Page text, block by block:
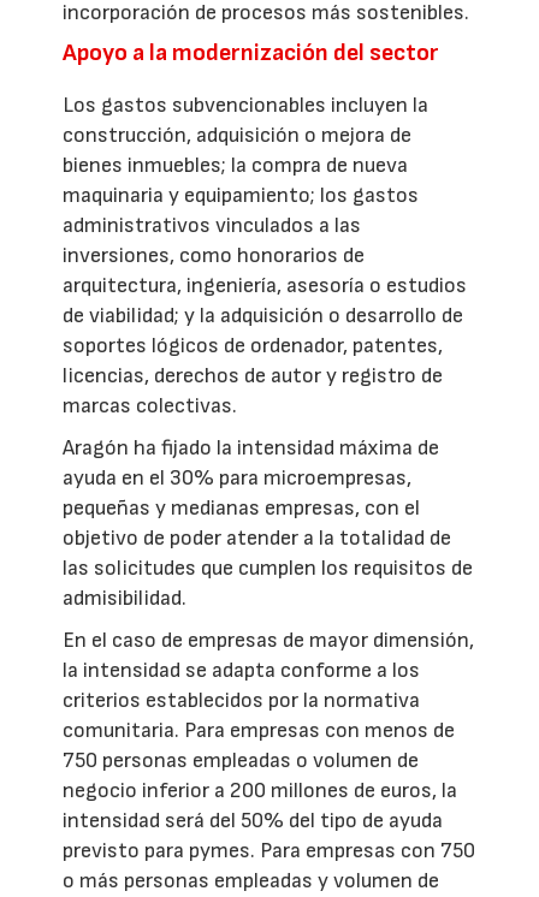
incorporación de procesos más sostenibles.
Apoyo a la modernización del sector
Los gastos subvencionables incluyen la
construcción, adquisición o mejora de
bienes inmuebles; la compra de nueva
maquinaria y equipamiento; los gastos
administrativos vinculados a las
inversiones, como honorarios de
arquitectura, ingeniería, asesoría o estudios
de viabilidad; y la adquisición o desarrollo de
soportes lógicos de ordenador, patentes,
licencias, derechos de autor y registro de
marcas colectivas.
Aragón ha fijado la intensidad máxima de
ayuda en el 30% para microempresas,
pequeñas y medianas empresas, con el
objetivo de poder atender a la totalidad de
las solicitudes que cumplen los requisitos de
admisibilidad.
En el caso de empresas de mayor dimensión,
la intensidad se adapta conforme a los
criterios establecidos por la normativa
comunitaria. Para empresas con menos de
750 personas empleadas o volumen de
negocio inferior a 200 millones de euros, la
intensidad será del 50% del tipo de ayuda
previsto para pymes. Para empresas con 750
o más personas empleadas y volumen de